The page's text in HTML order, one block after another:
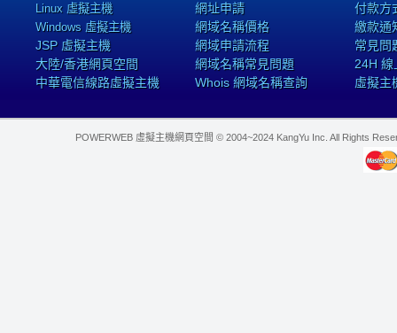
Linux 虛擬主機
Windows 虛擬主機
JSP 虛擬主機
大陸/香港網頁空間
中華電信線路虛擬主機
網址申請
網域名稱價格
網域申請流程
網域名稱常見問題
Whois 網域名稱查詢
付款方
繳款通
常見問
24H 線
虛擬主
POWERWEB 虛擬主機網頁空間 © 2004~2024 KangYu Inc. All Rights